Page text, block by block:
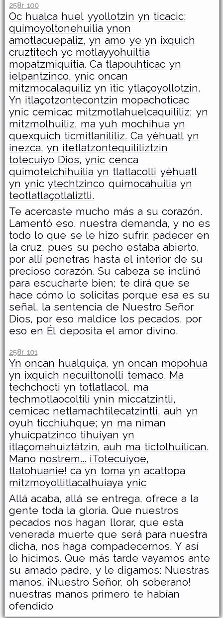
258r 100
Oc hualca huel yyollotzin yn ticacic;
quimoyoltonehuilia ynon
amotlacuepaliz, yn amo ye yn ixquich
cruztitech yc motlayyohuiltia
mopatzmiquitia. Ca tlapouhticac yn
ielpantzinco, ynic oncan
mitzmocalaquiliz yn ìtic ytlaçoyollotzin.
Yn itlaçotzontecontzin mopachoticac
ynic cemìcac mitzmotlahuelcaquililiz; yn
mitzmolhuiliz, ma yuh mochihua yn
quexquich ticmìtlanililiz. Ca yèhuatl yn
inezca, yn itetlatzontequililiztzin
totecuiyo Dios, ynic cenca
quimotelchihuilia yn tlatlacolli yèhuatl
yn ynic ytechtzinco quimocahuilia yn
teotlatlaçotlaliztli.
Te acercaste mucho más a su corazón.
Lamentó eso, nuestra demanda, y no es
todo lo que se le hizo sufrir, padecer en
la cruz, pues su pecho estaba abierto,
por allí penetras hasta el interior de su
precioso corazón. Su cabeza se inclinó
para escucharte bien; te dirá que se
hace cómo lo solicitas porque esa es su
señal, la sentencia de Nuestro Señor
Dios, por eso maldice los pecados, por
eso en Él deposita el amor divino.
258r 101
Yn oncan hualquiça, yn oncan mopohua
yn ixquich necuiltonolli temaco. Ma
techchocti yn totlatlacol, ma
techmotlaocoltili ynin miccatzintli,
cemicac netlamachtilecatzintli, auh yn
oyuh ticchiuhque; yn ma niman
yhuicpatzinco tihuiyan yn
itlaçomahuiztàtzin, auh ma tictolhuilican.
Mano nostrem... ¡Totecuiyoe,
tlatohuanie! ca yn toma yn acattopa
mitzmoyollitlacalhuiaya ynic
Allá acaba, allá se entrega, ofrece a la
gente toda la gloria. Que nuestros
pecados nos hagan llorar, que esta
venerada muerte que será para nuestra
dicha, nos haga compadecernos. Y así
lo hicimos. Que más tarde vayamos ante
su amado padre, y le digamos: Nuestras
manos. ¡Nuestro Señor, oh soberano!
nuestras manos primero te habían
ofendido